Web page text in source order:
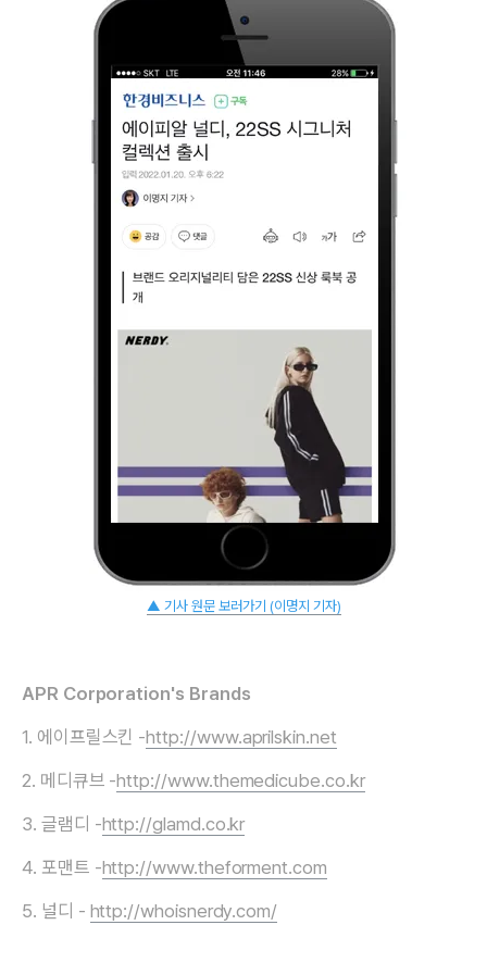
▲ 기사 원문 보러가기 (이명지 기자)
APR Corporation's Brands
1. 에이프릴스킨 -http://www.aprilskin.net
2. 메디큐브 -http://www.themedicube.co.kr
3. 글램디 -http://glamd.co.kr
4. 포맨트 -http://www.theforment.com
5. 널디 - http://whoisnerdy.com/